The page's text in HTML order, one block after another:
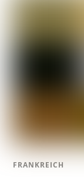
FRANKREICH